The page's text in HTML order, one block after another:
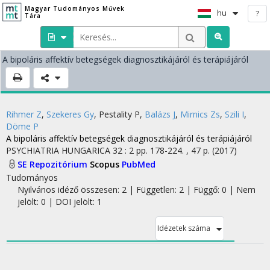
Magyar Tudományos Művek
Tára
hu ?
A bipoláris affektív betegségek diagnosztikájáról és terápiájáról
Rihmer Z, Szekeres Gy, Pestality P, Balázs J, Mirnics Zs, Szili I,
Döme P
A bipoláris affektív betegségek diagnosztikájáról és terápiájáról
PSYCHIATRIA HUNGARICA 32 : 2 pp. 178-224. , 47 p. (2017)
SE Repozitórium Scopus PubMed
Tudományos
Nyilvános idéző összesen: 2 | Független: 2 | Függő: 0 | Nem
jelölt: 0 | DOI jelölt: 1
Idézetek száma